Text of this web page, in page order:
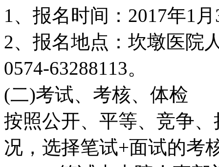
1、报名时间：2017年1
2、报名地点：坎墩医院
0574-63288113。
(二)考试、考核、体检
按照公开、平等、竞争
况，选择笔试+面试的考